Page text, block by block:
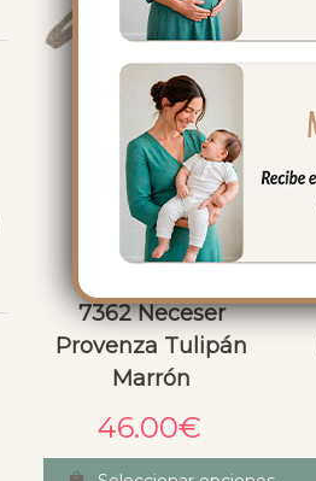
7362 Neceser
Provenza Tulipán
Marrón
46.00€